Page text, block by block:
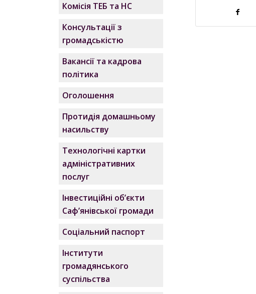
Комісія ТЕБ та НС
Консультації з
громадськістю
Вакансії та кадрова
політика
Оголошення
Протидія домашньому
насильству
Технологічні картки
адміністративних
послуг
Інвестиційні об’єкти
Саф’янівської громади
Соціальний паспорт
Інститути
громадянського
суспільства